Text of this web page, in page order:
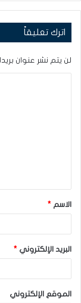
اترك تعليقاً
لن يتم نشر عنوان
ق
*الاسم *
البريد الإلكتروني *
الموقع الإلكتروني